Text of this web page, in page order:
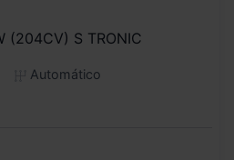
(204CV) S TRONIC
Automático